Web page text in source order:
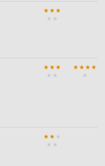
★ ★ ★
★ ★
★ ★ ★
★ ★
★ ★ ★ ★
★
★ ★ ★
★ ★